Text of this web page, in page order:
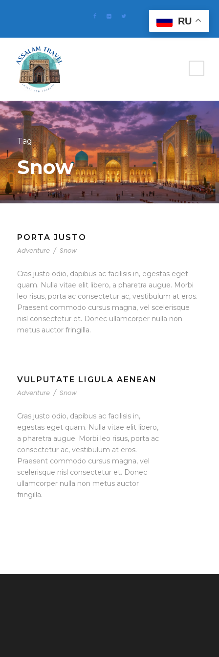
Tag
Snow
PORTA JUSTO
Adventure / Snow
Cras justo odio, dapibus ac facilisis in, egestas eget
quam. Nulla vitae elit libero, a pharetra augue. Morbi
leo risus, porta ac consectetur ac, vestibulum at eros.
Praesent commodo cursus magna, vel scelerisque
nisl consectetur et. Donec ullamcorper nulla non
metus auctor fringilla.
VULPUTATE LIGULA AENEAN
Adventure / Snow
Cras justo odio, dapibus ac facilisis in,
egestas eget quam. Nulla vitae elit libero,
a pharetra augue. Morbi leo risus, porta ac
consectetur ac, vestibulum at eros.
Praesent commodo cursus magna, vel
scelerisque nisl consectetur et. Donec
ullamcorper nulla non metus auctor
fringilla.
RU